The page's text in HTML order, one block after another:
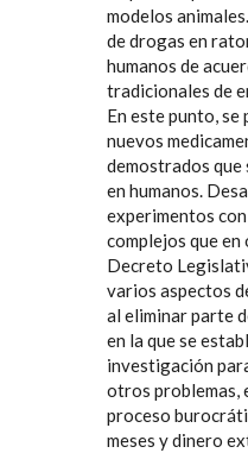
modelos
de drogas en
humanos de
tradicionales de
En este punto, se
nuevos
demostrados
en humanos.
experimentos
complejos que en
Decreto
varios aspectos
al eliminar parte
en la que se
investigación
otros problemas,
proceso
meses y dinero